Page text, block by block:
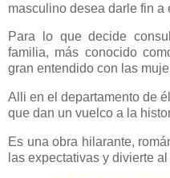
masculino desea darle fin a
Para lo que decide
familia, más conocido
gran entendido con las
Alli en el departamento de
que dan un vuelco a la
Es una obra hilarante,
las expectativas y divierte